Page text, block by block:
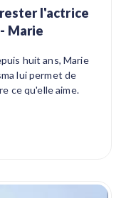
rester l'actrice
Marie
huit ans, Marie
lui permet de
ce qu'elle aime.